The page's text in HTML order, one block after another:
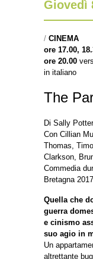
Giovedì
/ CINEMA
ore 17.00,
ore 20.00
in italiano
The
Di Sally Potter
Con Cillian
Thomas,
Clarkson,
Commedia
Bretagna
Quella che
guerra
e cinismo
suo agio in
Un
altrettante